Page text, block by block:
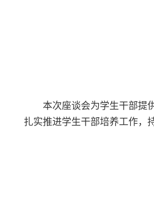
本次座谈会为学生干部提
扎实推进学生干部培养工作，